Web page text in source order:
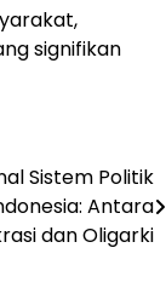
signifikan
Sistem Politik
Antara
dan Oligarki